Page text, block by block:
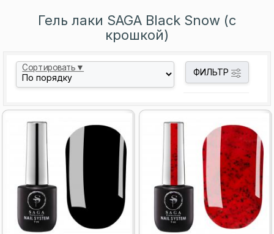
Гель лаки SAGA Black Snow (с
крошкой)
Сортировать▼ ФИЛЬТР